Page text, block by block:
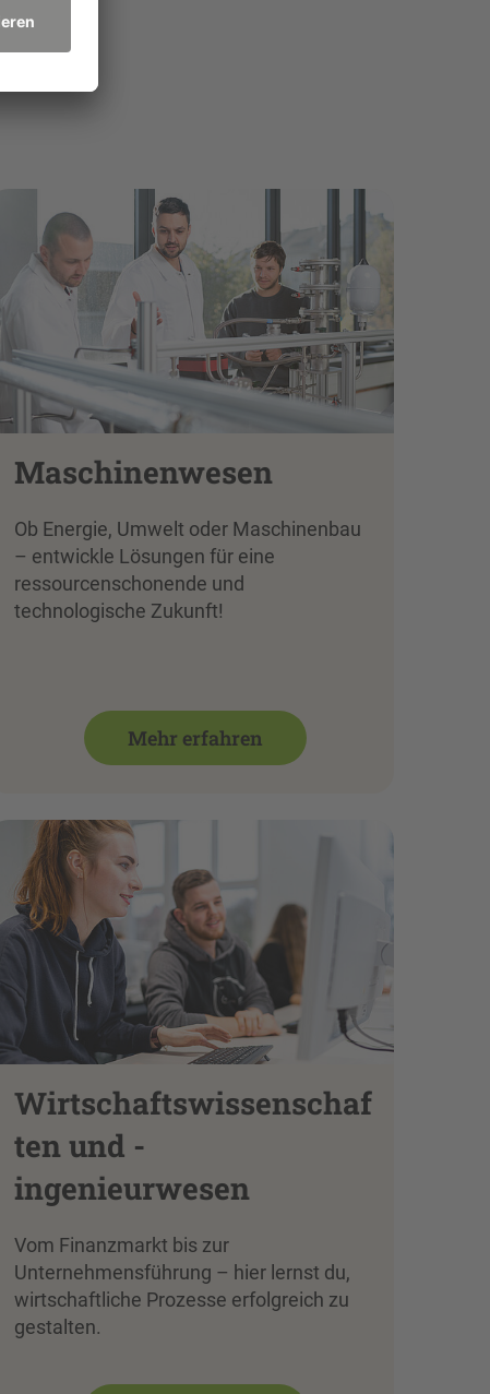
Maschinenwesen
Ob Energie, Umwelt oder Maschinenbau
– entwickle Lösungen für eine
ressourcenschonende und
technologische Zukunft!
Mehr erfahren
Wirtschaftswissenschaf
ten und -
ingenieurwesen
Vom Finanzmarkt bis zur
Unternehmensführung – hier lernst du,
wirtschaftliche Prozesse erfolgreich zu
gestalten.